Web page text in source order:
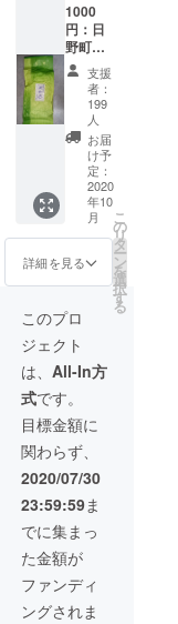
1000
円：日
野町特
産「北
山茶」
200ｇ
+お礼状
と美味
しいお
茶の入
れ方
（送料
込み）
刈り取
りから
ですべ
て私が
してお
りま
す。手
間暇と
感謝の
気持ち
も同梱
して発
送いた
しま
す。
支援
者：
199
人
お届
け予
定：
2020
年10
月
詳細を見る
こ
の
リ
タ
ー
ン
を
選
択
す
る
このプロ
ジェクト
は、 All-In方
式です。
目標金額に
関わらず、
2020/07/30
23:59:59ま
でに集まっ
た金額が
ファンディ
ングされま